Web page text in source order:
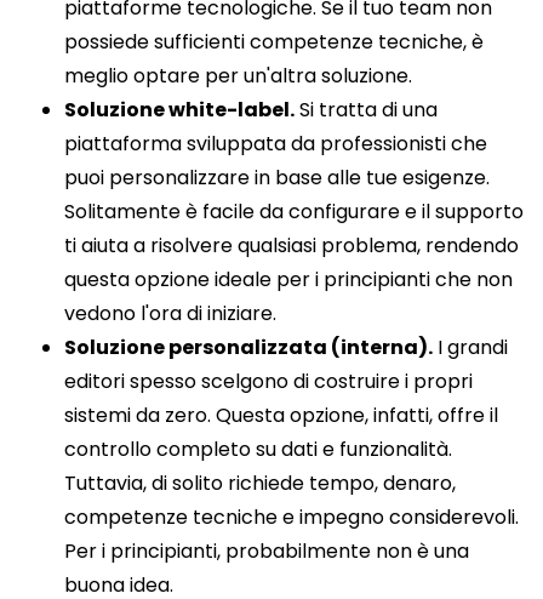
piattaforme tecnologiche. Se il tuo team non
possiede sufficienti competenze tecniche, è
meglio optare per un'altra soluzione.
Soluzione white-label.Si tratta di una
piattaforma sviluppata da professionisti che
puoi personalizzare in base alle tue esigenze.
Solitamente è facile da configurare e il supporto
ti aiuta a risolvere qualsiasi problema, rendendo
questa opzione ideale per i principianti che non
vedono l'ora di iniziare.
Soluzione personalizzata (interna). I grandi
editori spesso scelgono di costruire i propri
sistemi da zero. Questa opzione, infatti, offre il
controllo completo su dati e funzionalità.
Tuttavia, di solito richiede tempo, denaro,
competenze tecniche e impegno considerevoli.
Per i principianti, probabilmente non è una
buona idea.